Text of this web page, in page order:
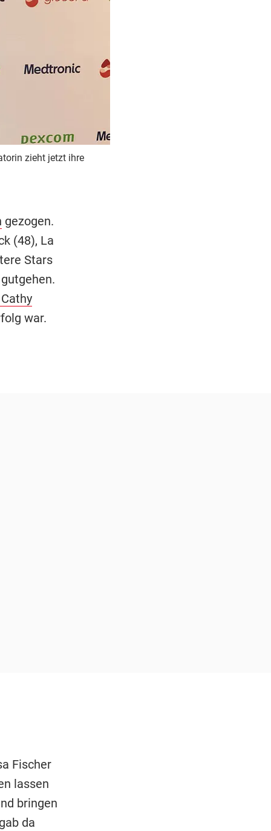
zieht jetzt ihre
gezogen.
(48), La
Stars
war.
Fischer
lassen
bringen
da